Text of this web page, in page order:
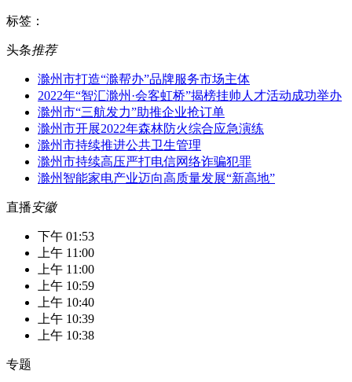
标签：
头条推荐
滁州市打造“滁帮办”品牌服务市场主体
2022年“智汇滁州·会客虹桥”揭榜挂帅人才活动成功举办
滁州市“三航发力”助推企业抢订单
滁州市开展2022年森林防火综合应急演练
滁州市持续推进公共卫生管理
滁州市持续高压严打电信网络诈骗犯罪
滁州智能家电产业迈向高质量发展“新高地”
直播安徽
下午 01:53
上午 11:00
上午 11:00
上午 10:59
上午 10:40
上午 10:39
上午 10:38
专题